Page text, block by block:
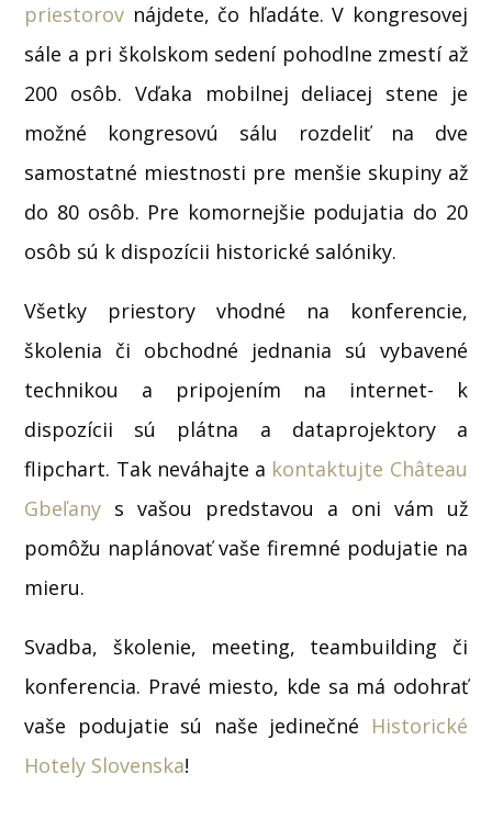
priestorov nájdete, čo hľadáte. V kongresovej
sále a pri školskom sedení pohodlne zmestí až
200 osôb. Vďaka mobilnej deliacej stene je
možné kongresovú sálu rozdeliť na dve
samostatné miestnosti pre menšie skupiny až
do 80 osôb. Pre komornejšie podujatia do 20
osôb sú k dispozícii historické salóniky.
Všetky priestory vhodné na konferencie,
školenia či obchodné jednania sú vybavené
technikou a pripojením na internet- k
dispozícii sú plátna a dataprojektory a
flipchart. Tak neváhajte a kontaktujte Château
Gbeľany s vašou predstavou a oni vám už
pomôžu naplánovať vaše firemné podujatie na
mieru.
Svadba, školenie, meeting, teambuilding či
konferencia. Pravé miesto, kde sa má odohrať
vaše podujatie sú naše jedinečné Historické
Hotely Slovenska!